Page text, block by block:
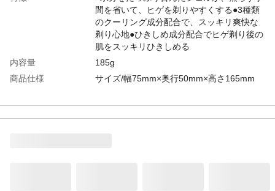
間を省いて、ヒゲを剃りやすくする●3種類
のクーリング成分配合で、スッキリ爽快な
剃り心地●ひきしめ成分配合でヒゲ剃り後の
肌をスッキリひきしめる
内容量
185g
商品仕様
サイズ/幅75mm×奥行50mm×高さ165mm
セリン、カルボマー、水酸化Na、EDTA-
2Na、メントール、メントキシプロパンジ